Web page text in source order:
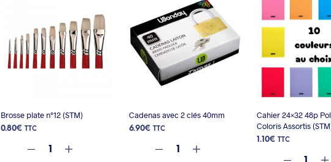
Brosse plate n°12 (STM)
0.80€ TTC
Cadenas avec 2 clés 40mm
6.90€ TTC
Cahier 24×32 48p
Coloris Assortis
1.10€ TTC